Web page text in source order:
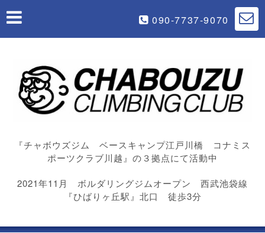
090-7737-9070
『チャボウズジム ベースキャンプ江戸川橋 コナミス
ポーツクラブ川越』の３拠点にて活動中
2021年11月 ボルダリングジムオープン 西武池袋線
『ひばりヶ丘駅』北口 徒歩3分